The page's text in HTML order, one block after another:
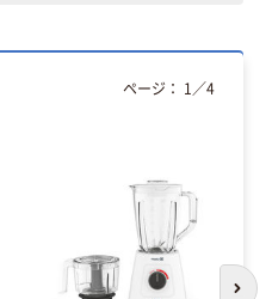
ページ： 1 ／4